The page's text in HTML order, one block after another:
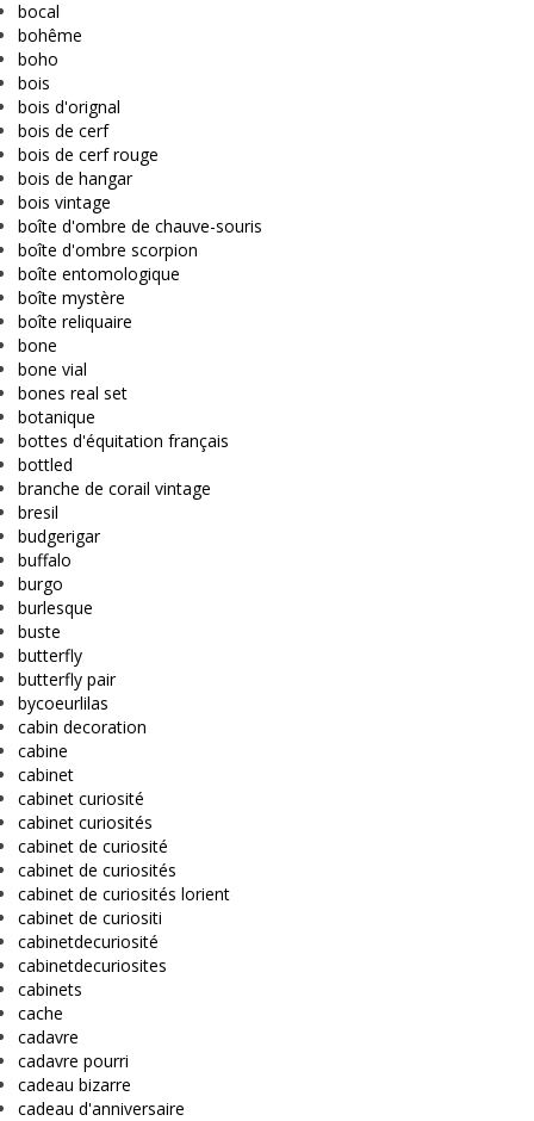
bocal
bohême
boho
bois
bois d'orignal
bois de cerf
bois de cerf rouge
bois de hangar
bois vintage
boîte d'ombre de chauve-souris
boîte d'ombre scorpion
boîte entomologique
boîte mystère
boîte reliquaire
bone
bone vial
bones real set
botanique
bottes d'équitation français
bottled
branche de corail vintage
bresil
budgerigar
buffalo
burgo
burlesque
buste
butterfly
butterfly pair
bycoeurlilas
cabin decoration
cabine
cabinet
cabinet curiosité
cabinet curiosités
cabinet de curiosité
cabinet de curiosités
cabinet de curiosités lorient
cabinet de curiositi
cabinetdecuriosité
cabinetdecuriosites
cabinets
cache
cadavre
cadavre pourri
cadeau bizarre
cadeau d'anniversaire